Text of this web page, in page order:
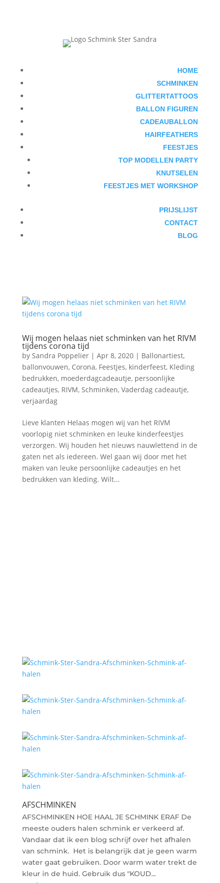
HOME
SCHMINKEN
GLITTERTATTOOS
BALLON FIGUREN
CADEAUBALLON
HAIRFEATHERS
FEESTJES
TOP MODELLEN PARTY
KNUTSELEN
FEESTJES MET WORKSHOP
PRIJSLIJST
CONTACT
BLOG
Wij mogen helaas niet schminken van het RIVM
tijdens corona tijd
by Sandra Poppelier| Apr 8, 2020| Ballonartiest,
ballonvouwen, Corona, Feestjes, kinderfeest, Kleding
bedrukken, moederdagcadeautje, persoonlijke
cadeautjes, RIVM, Schminken, Vaderdag cadeautje,
verjaardag
Lieve klanten Helaas mogen wij van het RIVM
voorlopig niet schminken en leuke kinderfeestjes
verzorgen. Wij houden het nieuws nauwlettend in de
gaten net als iedereen. Wel gaan wij door met het
maken van leuke persoonlijke cadeautjes en het
bedrukken van kleding. Wilt...
AFSCHMINKEN
AFSCHMINKEN HOE HAAL JE SCHMINK ERAF De
meeste ouders halen schmink er verkeerd af.
Vandaar dat ik een blog schrijf over het afhalen
van schmink. Het is belangrijk dat je geen warm
water gaat gebruiken. Door warm water trekt de
kleur in de huid. Gebruik dus "KOUD...